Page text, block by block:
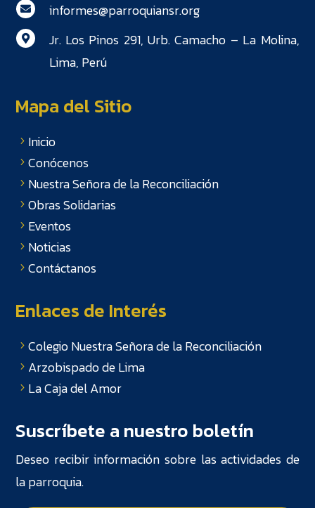
 informes@parroquiansr.org

Jr. Los Pinos 291, Urb. Camacho – La Molina,
Lima, Perú
Mapa del Sitio
Inicio
Conócenos
Nuestra Señora de la Reconciliación
Obras Solidarias
Eventos
Noticias
Contáctanos
Enlaces de Interés
Colegio Nuestra Señora de la Reconciliación
Arzobispado de Lima
La Caja del Amor
Suscríbete a nuestro boletín
Deseo recibir información sobre las actividades de
la parroquia.